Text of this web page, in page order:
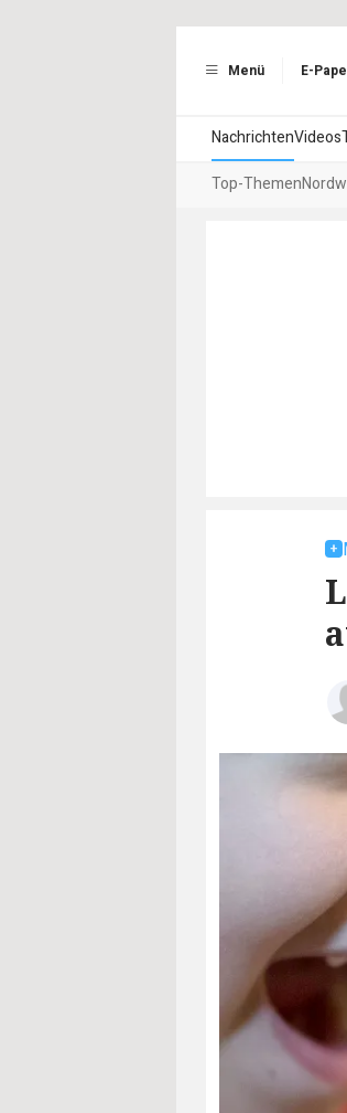
Menü E-
NachrichtenVideos
Top-Themen